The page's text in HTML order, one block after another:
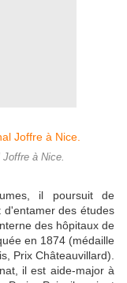
à Nice.
il poursuit de
d'entamer des études
des hôpitaux de
en 1874 (médaille
Prix Châteauvillard).
il est aide-major à